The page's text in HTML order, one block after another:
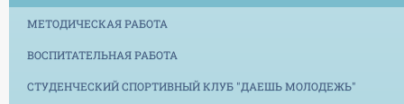
МЕТОДИЧЕСКАЯ РАБОТА
ВОСПИТАТЕЛЬНАЯ РАБОТА
СТУДЕНЧЕСКИЙ СПОРТИВНЫЙ КЛУБ "ДАЕШЬ МОЛОДЕЖЬ"